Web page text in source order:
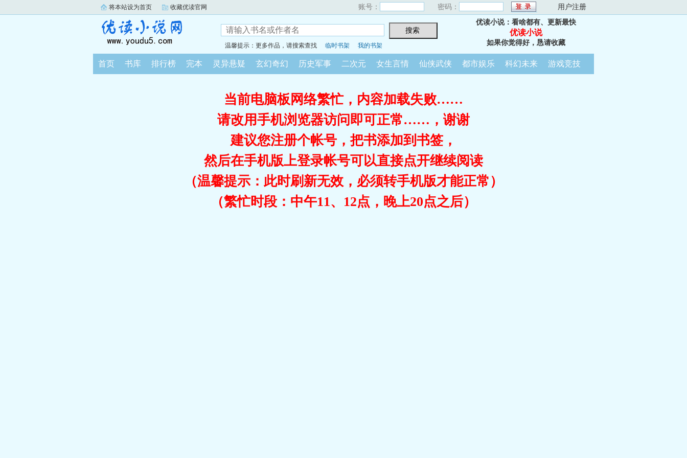
将本站设为首页 收藏优读官网 账号： 密码： 用户注册
温馨提示：更多作品，请搜索查找 临时书架 我的书架
优读小说：看啥都有、更新最快
优读小说
如果你觉得好，恳请收藏
首页 书库 排行榜 完本 灵异悬疑 玄幻奇幻 历史军事 二次元 女生言情 仙侠武侠 都市娱乐 科幻未来 游戏竞技
当前电脑板网络繁忙，内容加载失败……
请改用手机浏览器访问即可正常……，谢谢
建议您注册个帐号，把书添加到书签，
然后在手机版上登录帐号可以直接点开继续阅读
（温馨提示：此时刷新无效，必须转手机版才能正常）
（繁忙时段：中午11、12点，晚上20点之后）